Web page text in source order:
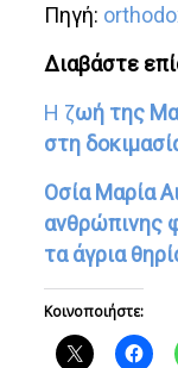
Πηγή:
Διαβάστε
Η ζωή της
στη
Oσία Μαρία
ανθρώπινης
τα άγρια
Κοινοποιήστε: